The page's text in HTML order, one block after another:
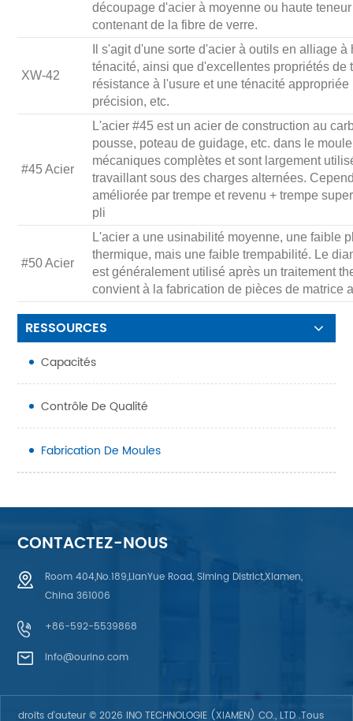
découpage d'acier à moyenne ou haute
contenant de la fibre de verre.
XW-42
Il s'agit d'une sorte d'acier à outils en alliage
ténacité, ainsi que d'excellentes propriétés
résistance à l'usure et une ténacité
précision, etc.
#45 Acier
L'acier #45 est un acier de construction au
pousse, poteau de guidage, etc. dans le
mécaniques complètes et sont largement
travaillant sous des charges alternées.
améliorée par trempe et revenu + trempe
pli
#50 Acier
L'acier a une usinabilité moyenne, une faible
thermique, mais une faible trempabilité. Le
est généralement utilisé après un traitement
convient à la fabrication de pièces de matrice
RESSOURCES
Capacités
Contrôle De Qualité
Fabrication De Moules
CONTACTEZ-NOUS
Room 404,No.189,LianYue Road, Siming District,Xiamen,
China 361006
+86-592-5539868
info@ourino.com
droits d'auteur © 2026 INO TECHNOLOGIE (XIAMEN) CO., LTD .Tous